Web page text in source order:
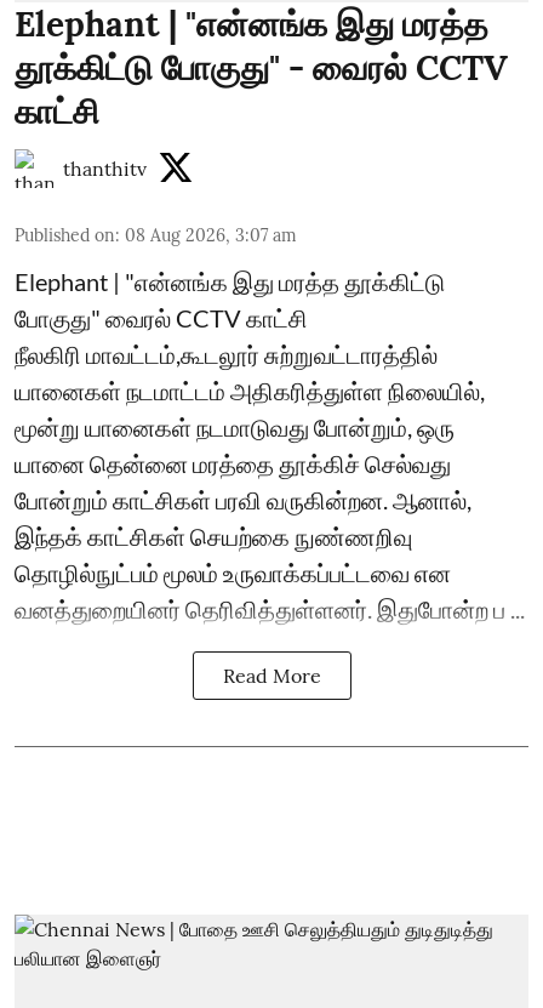
Elephant | "என்னங்க இது மரத்த
தூக்கிட்டு போகுது" - வைரல் CCTV
காட்சி
thanthitv
Published on: 08 Aug 2026, 3:07 am
Elephant | "என்னங்க இது மரத்த தூக்கிட்டு
போகுது" வைரல் CCTV காட்சி
நீலகிரி மாவட்டம்,கூடலூர் சுற்றுவட்டாரத்தில்
யானைகள் நடமாட்டம் அதிகரித்துள்ள நிலையில்,
மூன்று யானைகள் நடமாடுவது போன்றும், ஒரு
யானை தென்னை மரத்தை தூக்கிச் செல்வது
போன்றும் காட்சிகள் பரவி வருகின்றன. ஆனால்,
இந்தக் காட்சிகள் செயற்கை நுண்ணறிவு
தொழில்நுட்பம் மூலம் உருவாக்கப்பட்டவை என
வனத்துறையினர் தெரிவித்துள்ளனர். இதுபோன்ற ப ...
Read More